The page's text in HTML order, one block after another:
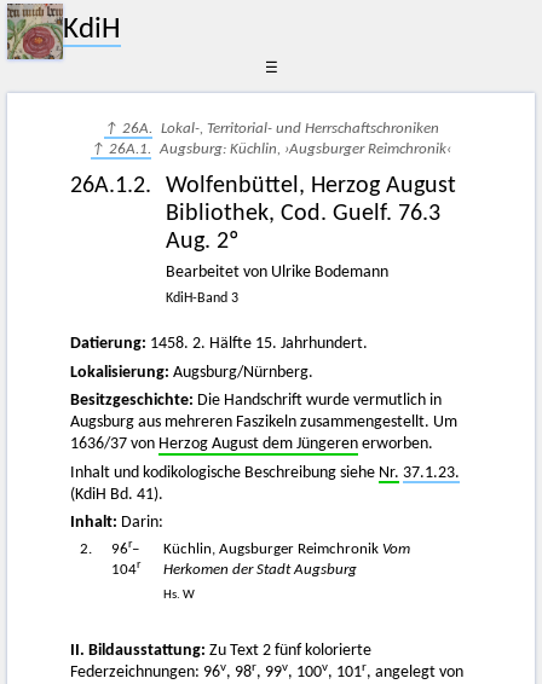
KdiH
☰
↑ 26A. Lokal-, Territorial- und Herrschaftschroniken
↑ 26A.1. Augsburg: Küchlin, ›Augsburger Reimchronik‹
26A.1.2.
Wolfenbüttel, Herzog August
Bibliothek, Cod. Guelf. 76.3
Aug. 2º
Bearbeitet von Ulrike Bodemann
KdiH-Band 3
Datierung: 1458. 2. Hälfte 15. Jahrhundert.
Lokalisierung: Augsburg/Nürnberg.
Besitzgeschichte: Die Handschrift wurde vermutlich in
Augsburg aus mehreren Faszikeln zusammengestellt. Um
1636/37 von Herzog August dem Jüngeren erworben.
Inhalt und kodikologische Beschreibung siehe Nr. 37.1.23.
(KdiH Bd. 41).
Inhalt: Darin:
2. 96r–
104r
Küchlin, Augsburger Reimchronik Vom
Herkomen der Stadt Augsburg
Hs. W
II. Bildausstattung: Zu Text 2 fünf kolorierte
Federzeichnungen: 96v, 98r, 99v, 100v, 101r, angelegt von